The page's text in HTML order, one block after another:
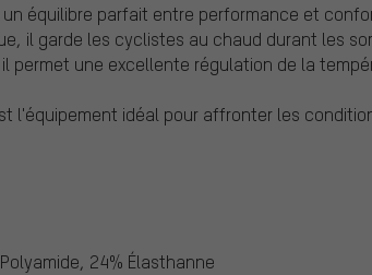
équilibre parfait entre performance et
il garde les cyclistes au chaud durant les
permet une excellente régulation de la
l'équipement idéal pour affronter les
24% Élasthanne